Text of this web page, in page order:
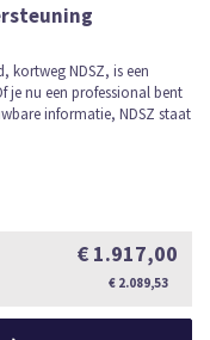
kortweg NDSZ, is een
je nu een professional bent
informatie, NDSZ staat
€ 1.917,00
€ 2.089,53